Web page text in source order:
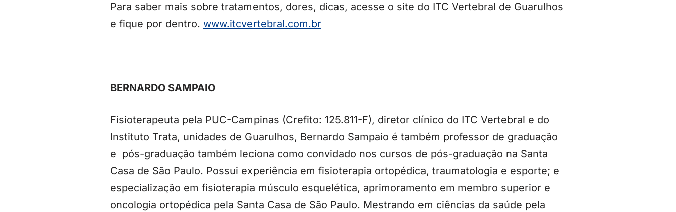
Para saber mais sobre tratamentos, dores, dicas, acesse o site do ITC Vertebral de Guarulhos
e fique por dentro. www.itcvertebral.com.br
BERNARDO SAMPAIO
Fisioterapeuta pela PUC-Campinas (Crefito: 125.811-F), diretor clínico do ITC Vertebral e do
Instituto Trata, unidades de Guarulhos, Bernardo Sampaio é também professor de graduação
e pós-graduação também leciona como convidado nos cursos de pós-graduação na Santa
Casa de São Paulo. Possui experiência em fisioterapia ortopédica, traumatologia e esporte; e
especialização em fisioterapia músculo esquelética, aprimoramento em membro superior e
oncologia ortopédica pela Santa Casa de São Paulo. Mestrando em ciências da saúde pela